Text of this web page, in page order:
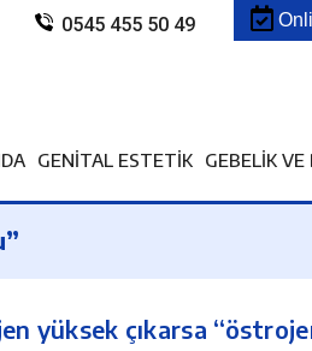
0545 455 50 49
GENITAL ESTETIK GEBELIK VE
yüksek çıkarsa